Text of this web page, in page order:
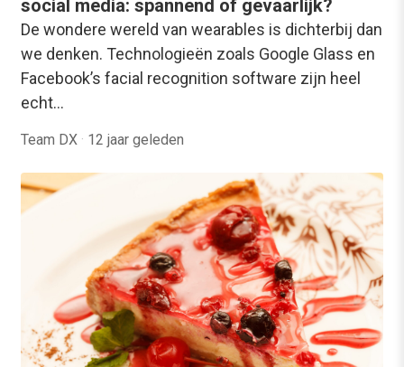
social media: spannend of gevaarlijk?
De wondere wereld van wearables is dichterbij dan
we denken. Technologieën zoals Google Glass en
Facebook’s facial recognition software zijn heel
echt…
Team DX · 12 jaar geleden